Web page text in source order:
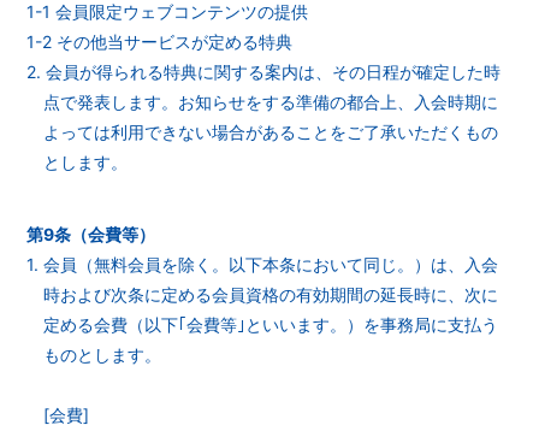
1-1 会員限定ウェブコンテンツの提供
1-2 その他当サービスが定める特典
2. 会員が得られる特典に関する案内は、その日程が確定した時
点で発表します。お知らせをする準備の都合上、入会時期に
よっては利用できない場合があることをご了承いただくもの
とします。
第9条（会費等）
1. 会員（無料会員を除く。以下本条において同じ。）は、入会
時および次条に定める会員資格の有効期間の延長時に、次に
定める会費（以下｢会費等｣といいます。）を事務局に支払う
ものとします。
[会費]